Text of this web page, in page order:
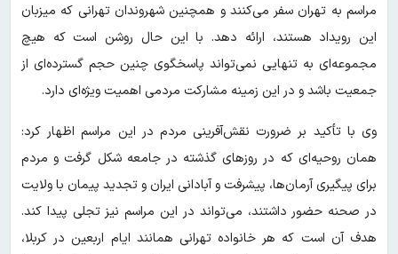
مراسم به تهران سفر می‌کنند و همچنین شهروندان تهرانی که میزبان
این رویداد هستند، ارائه دهد. با این حال روشن است که هیچ
مجموعه‌ای به تنهایی نمی‌تواند پاسخگوی چنین حجم گسترده‌ای از
جمعیت باشد و در این زمینه مشارکت مردمی اهمیت ویژه‌ای دارد.
وی با تأکید بر ضرورت نقش‌آفرینی مردم در این مراسم اظهار کرد:
همان روحیه‌ای که در روزهای گذشته در جامعه شکل گرفت و مردم
برای پیگیری آرمان‌ها، پیشرفت و آبادانی ایران و تجدید پیمان با ولایت
در صحنه حضور داشتند، می‌تواند در این مراسم نیز تجلی پیدا کند.
هدف آن است که هر خانواده تهرانی همانند ایام اربعین در کربلا،